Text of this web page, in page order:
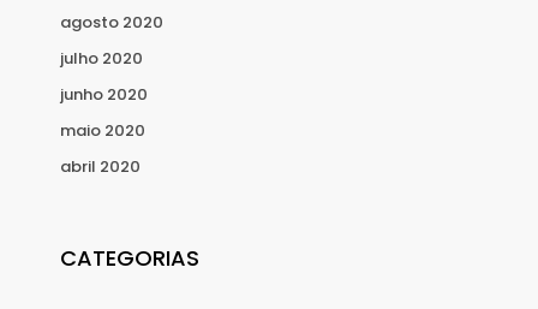
agosto 2020
julho 2020
junho 2020
maio 2020
abril 2020
CATEGORIAS